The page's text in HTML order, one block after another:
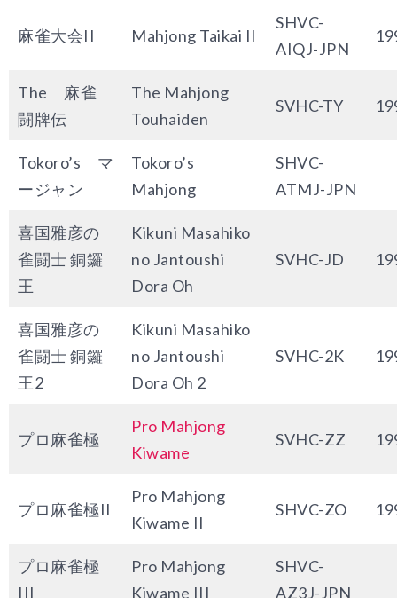
麻雀大会II Mahjong Taikai II
SHVC-
AIQJ-JPN
The 麻雀
闘牌伝
The Mahjong
Touhaiden
SVHC-TY
Tokoro’s マ
ージャン
Tokoro’s
Mahjong
SHVC-
ATMJ-JPN
喜国雅彦の
雀闘士 銅鑼
王
Kikuni Masahiko
no Jantoushi
Dora Oh
SVHC-JD
喜国雅彦の
雀闘士 銅鑼
王2
Kikuni Masahiko
no Jantoushi
Dora Oh 2
SVHC-2K
プロ麻雀極
Pro Mahjong
Kiwame
SVHC-ZZ
プロ麻雀極II
Pro Mahjong
Kiwame II
SHVC-ZO
プロ麻雀極
III
Pro Mahjong
Kiwame III
SHVC-
AZ3J-JPN